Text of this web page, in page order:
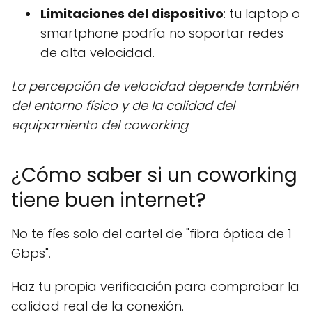
Limitaciones del dispositivo: tu laptop o
smartphone podría no soportar redes
de alta velocidad.
La percepción de velocidad depende también
del entorno físico y de la calidad del
equipamiento del coworking.
¿Cómo saber si un coworking
tiene buen internet?
No te fíes solo del cartel de "fibra óptica de 1
Gbps".
Haz tu propia verificación para comprobar la
calidad real de la conexión.